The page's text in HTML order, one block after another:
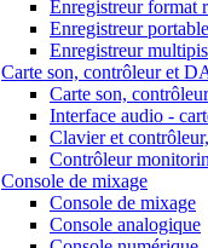
Enregistreur format
Enregistreur portable
Enregistreur
Carte son, contrôleur et
Carte son,
Interface audio -
Clavier et
Contrôleur
Console de mixage
Console de mixage
Console analogique